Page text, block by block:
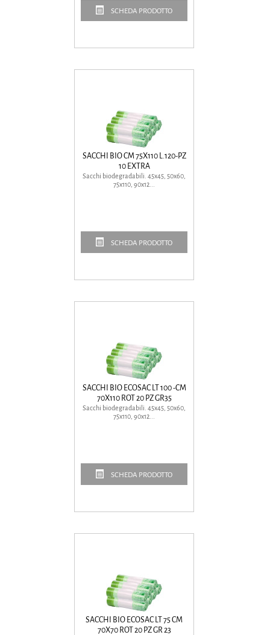
SCHEDA PRODOTTO
SACCHI BIO CM 75X110 L.120-PZ
10 EXTRA
Sacchi biodegradabili. 45x45, 50x60,
75x110, 90x12...
SCHEDA PRODOTTO
SACCHI BIO ECOSAC LT 100 -CM
70X110 ROT 20 PZ GR35
Sacchi biodegradabili. 45x45, 50x60,
75x110, 90x12...
SCHEDA PRODOTTO
SACCHI BIO ECOSAC LT 75 CM
70X70 ROT 20 PZ GR 23